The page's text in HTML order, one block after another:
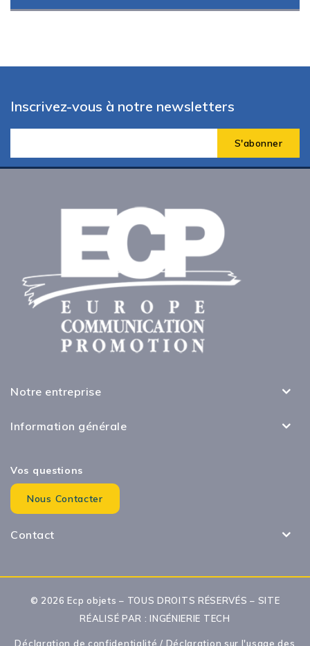
Inscrivez-vous à notre newsletters
Notre entreprise
Information générale
Vos questions
Nous Contacter
Contact
© 2026 Ecp objets – TOUS DROITS RÉSERVÉS – SITE
RÉALISÉ PAR :INGÉNIERIE TECH
Déclaration de confidentialité / Déclaration sur l'usage des